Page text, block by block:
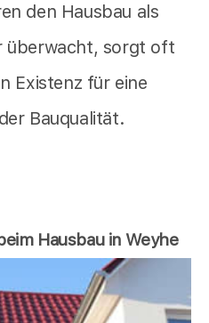
den Hausbau als
überwacht, sorgt oft
Existenz für eine
Bauqualität.
Hausbau in Weyhe